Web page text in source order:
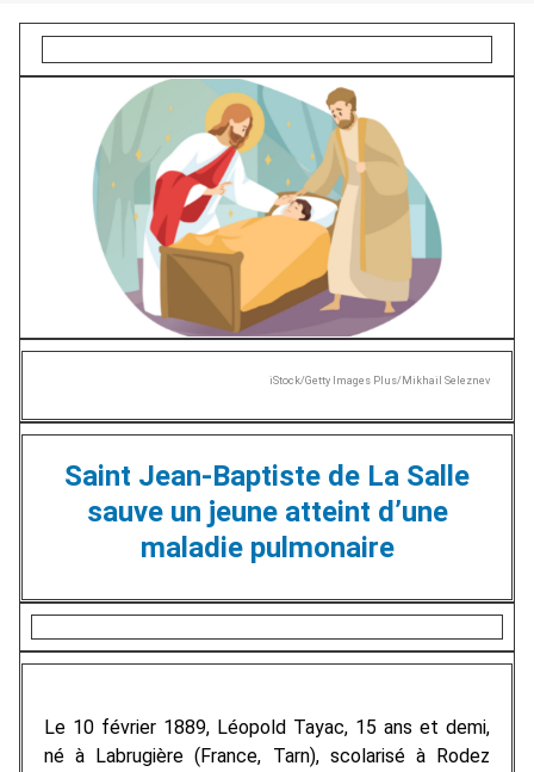
iStock/Getty Images Plus/Mikhail Seleznev
Saint Jean-Baptiste de La Salle
sauve un jeune atteint d’une
maladie pulmonaire
Le 10 février 1889, Léopold Tayac, 15 ans et demi,
né à Labrugière (France, Tarn), scolarisé à Rodez